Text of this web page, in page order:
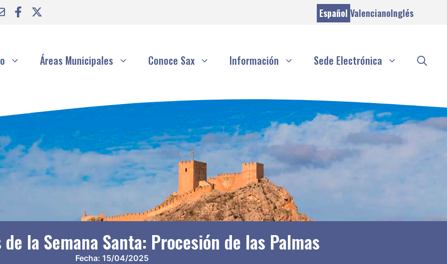
Español ValencianoInglés
Áreas Municipales Conoce Sax Información Sede Electrónica
la Semana Santa: Procesión de las Palmas
Fecha: 15/04/2025